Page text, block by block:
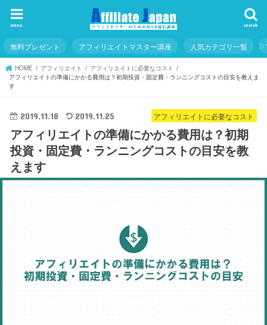
search
menu
無料プレゼント アフィリエイトマスター講座 人気カテゴリ一覧
HOME アフィリエイト
アフィリエイトに必要なコスト
アフィリエイトの準備にかかる費用は？初期投資・固定費・ランニングコストの目安を教えま
す
アフィリエイトに必要なコスト
2019.11.18 2019.11.25
アフィリエイトの準備にかかる費用は？初期
投資・固定費・ランニングコストの目安を教
えます